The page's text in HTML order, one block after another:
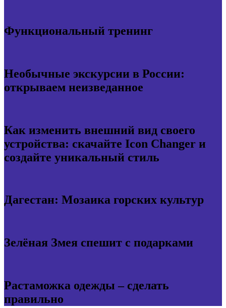
Функциональный тренинг
Необычные экскурсии в России:
открываем неизведанное
Как изменить внешний вид своего
устройства: скачайте Icon Changer и
создайте уникальный стиль
Дагестан: Мозаика горских культур
Зелёная Змея спешит с подарками
Растаможка одежды – сделать
правильно